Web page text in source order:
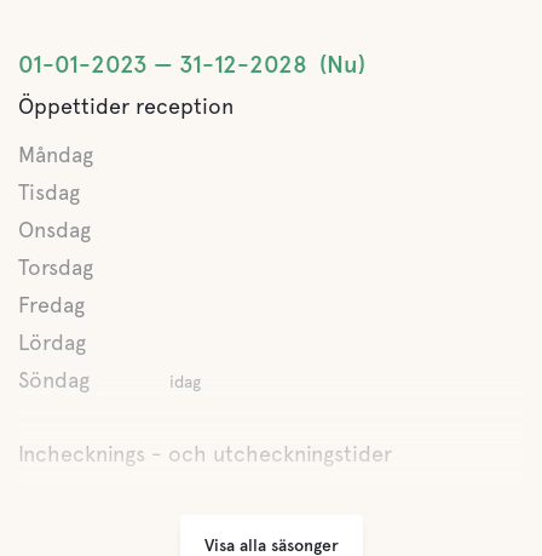
01-01-2023 31-12-2028 Nu
Öppettider reception
Måndag
Tisdag
Onsdag
Torsdag
Fredag
Lördag
Söndag
idag
Inchecknings - och utcheckningstider
Visa alla säsonger